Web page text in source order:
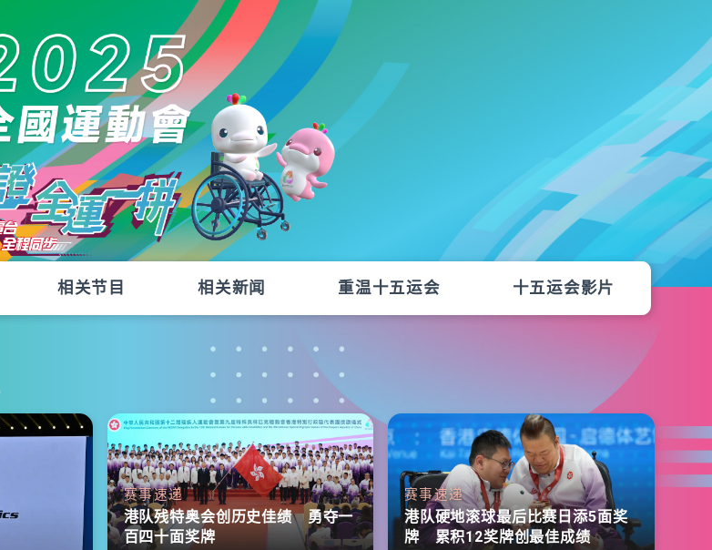
相关节目 相关新闻 重温十五运会 十五运会影片
赛事速递
港队残特奥会创历史佳绩 勇夺一
百四十面奖牌
赛事速递
港队硬地滚球最后比赛日添5面奖
牌 累积12奖牌创最佳成绩